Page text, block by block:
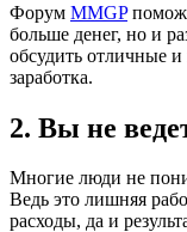
Форум MMGP
больше денег, но и
обсудить отличные
заработка.
2. Вы не
Многие люди не
Ведь это лишняя
расходы, да и